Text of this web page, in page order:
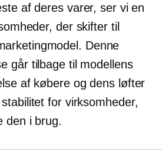
af deres varer, ser vi en
der skifter til
Denne
går tilbage til modellens
af købere og dens løfter
for virksomheder,
den i brug.